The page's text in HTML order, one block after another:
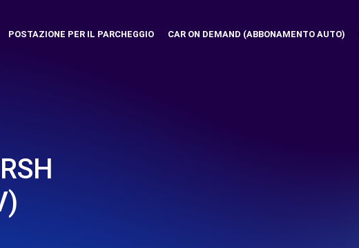
POSTAZIONE PER IL PARCHEGGIO CAR ON DEMAND (ABBONAMENTO AUTO)